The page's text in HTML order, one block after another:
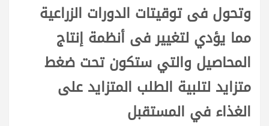
وتحول فى توقيتات الدورات الزراعية
مما يؤدي لتغيير فى أنظمة إنتاج
المحاصيل والتي ستكون تحت ضغط
متزايد لتلبية الطلب المتزايد على
الغذاء في المستقبل